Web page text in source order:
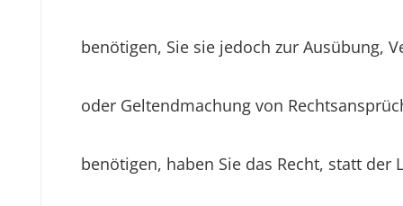
benötigen, Sie sie jedoch zur Ausübung,
oder Geltendmachung von
benötigen, haben Sie das Recht, statt der